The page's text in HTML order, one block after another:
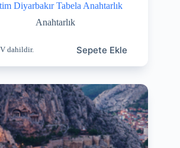
Diyarbakır Tabela Anahtarlık
Anahtarlık
dahildir. Sepete Ekle